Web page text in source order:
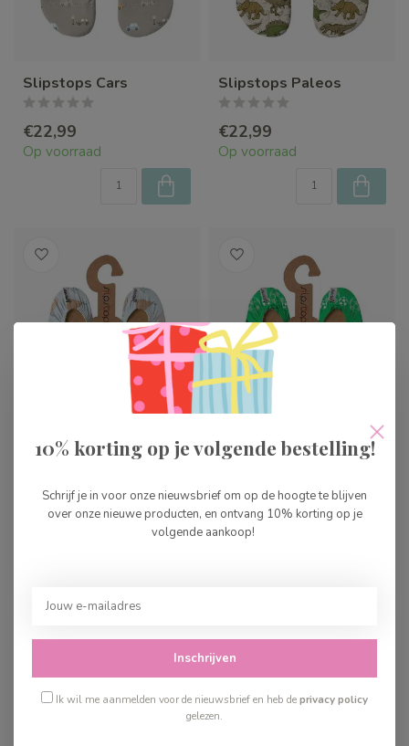
Slipstops Cars
€22,99
Op voorraad
Slipstops Paleos
€22,99
Op voorraad
Slipstops Pears Blue
€22,99
Slipstops Striker
€22,99
Op voorraad
10% korting op je volgende bestelling!
Schrijf je in voor onze nieuwsbrief om op de hoogte te blijven
over onze nieuwe producten, en ontvang 10% korting op je
volgende aankoop!
Inschrijven
Ik wil me aanmelden voor de nieuwsbrief en heb deprivacy policy
gelezen.